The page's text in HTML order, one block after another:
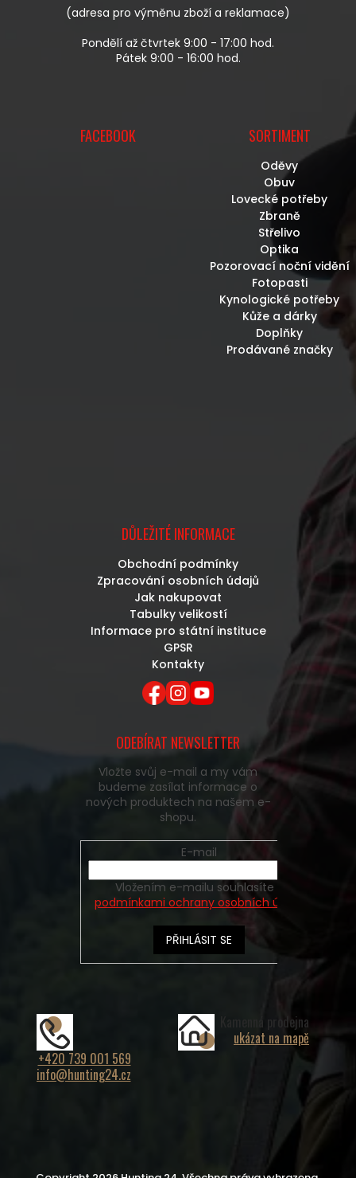
V
P
I
(adresa pro výměnu zboží a reklamace)
Pondělí až čtvrtek 9:00 - 17:00 hod.
Pátek 9:00 - 16:00 hod.
FACEBOOK SORTIMENT
Oděvy
Obuv
Lovecké potřeby
Zbraně
Střelivo
Optika
Pozorovací noční vidění
Fotopasti
Kynologické potřeby
Kůže a dárky
Doplňky
Prodávané značky
DŮLEŽITÉ INFORMACE
Obchodní podmínky
Zpracování osobních údajů
Jak nakupovat
Tabulky velikostí
Informace pro státní instituce
GPSR
Kontakty
ODEBÍRAT NEWSLETTER
Vložte svůj e-mail a my vám
budeme zasílat informace o
nových produktech na našem e-
shopu.
E-mail
podmínkami ochrany osobních údajů
PŘIHLÁSIT SE
+420 739 001 569
info@hunting24.cz
Kamenná prodejna
ukázat na mapě